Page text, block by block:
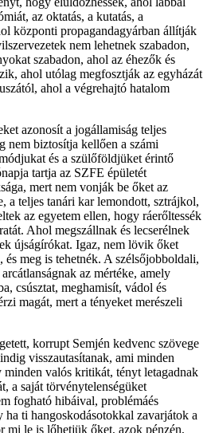
az oktatás, a kutatás, a
központi propagandagyárban állítják
nem lehetnek szabadon,
szabadon, ahol az éhezők és
ahol utólag megfosztják az egyházát
ahol a végrehajtó hatalom
azonosít a jogállamiság teljes
nem biztosítja kellően a számi
és a szülőföldjüket érintő
tartja az SZFE épületét
mert nem vonják be őket az
a teljes tanári kar lemondott, sztrájkol,
az egyetem ellen, hogy ráerőltessék
Ahol megszállnak és lecserélnek
újságírókat. Igaz, nem lövik őket
meg is tehetnék. A szélsőjobboldali,
az mértéke, amely
csúsztat, meghamisít, vádol és
magát, mert a tényeket merészeli
korrupt Semjén kedvenc szövege
visszautasítanak, ami minden
valós kritikát, tényt letagadnak
a saját törvénytelenségüket
fogható hibáival, problémáés
ti hangoskodásotokkal zavarjátok a
mi le is lőhetjük őket, azok pénzén,